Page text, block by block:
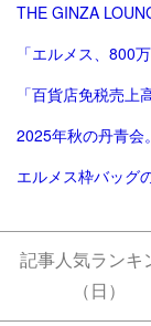
THE GINZA
「百貨店免税売上
2025年秋の丹青会。
記事人気ランキ
（日）